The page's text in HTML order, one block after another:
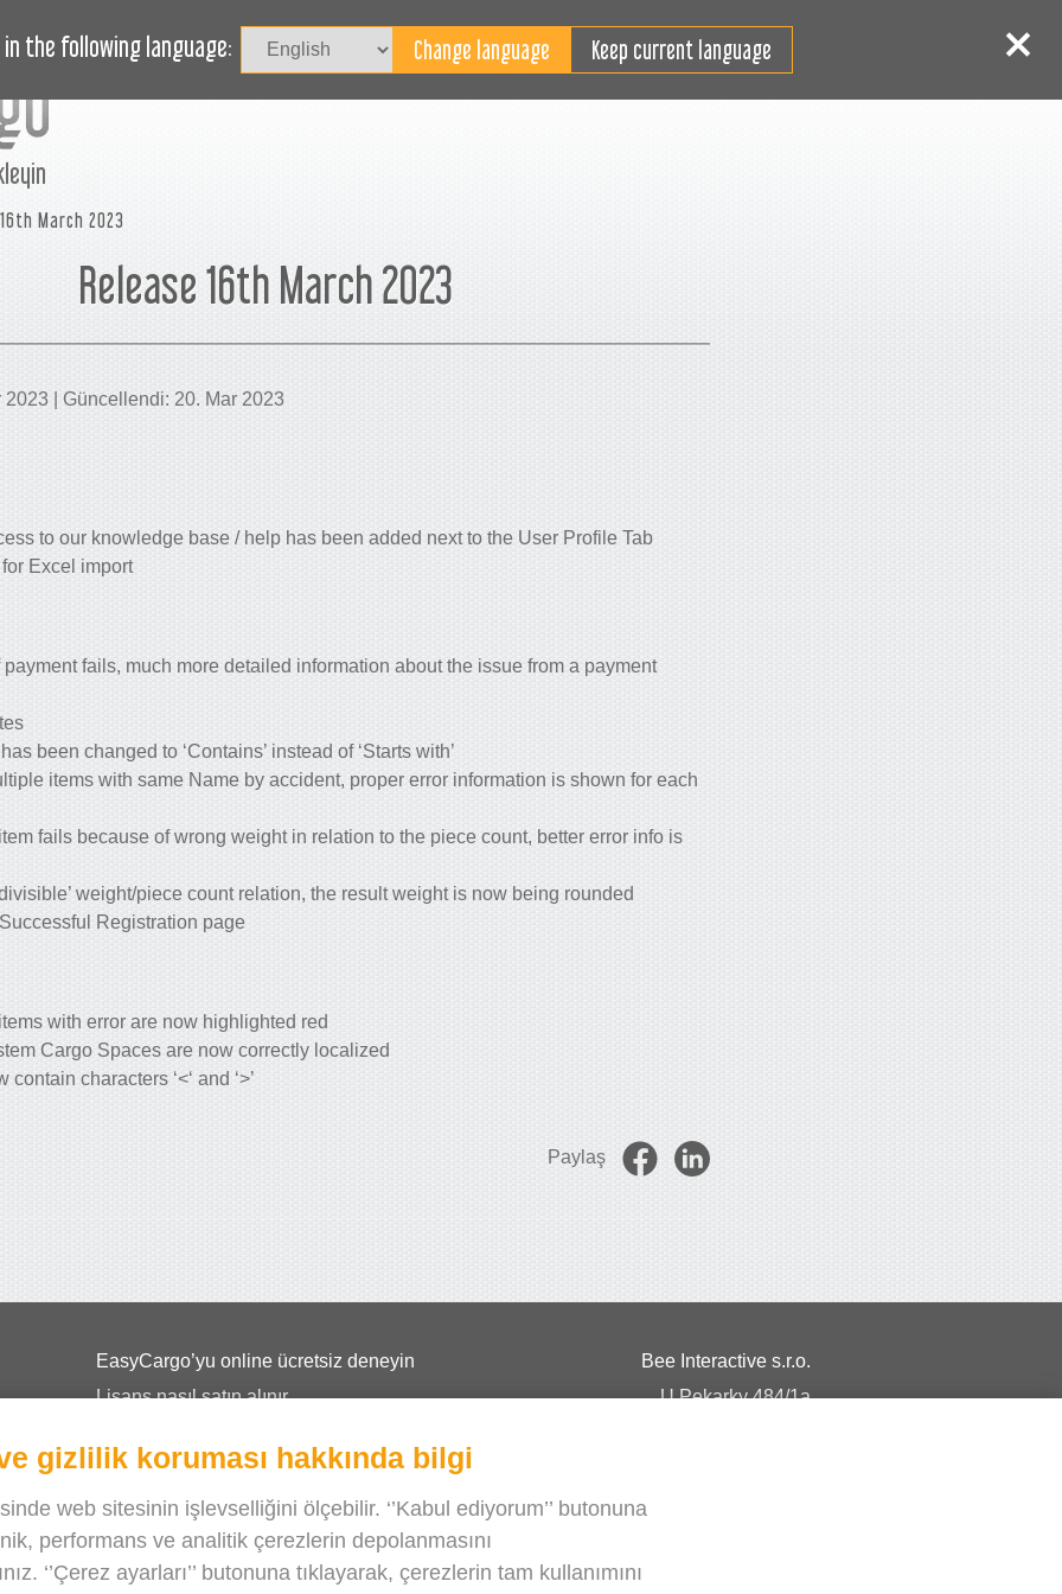
the following language: Keep current language
YARDIM
March 2023
Release 16th March 2023
2023 | Güncellendi: 20. Mar 2023
to our knowledge base / help has been added next to the User Profile Tab
Excel import
fails, much more detailed information about the issue from a payment
been changed to ‘Contains’ instead of ‘Starts with’
items with same Name by accident, proper error information is shown for each
fails because of wrong weight in relation to the piece count, better error info is
weight/piece count relation, the result weight is now being rounded
Registration page
with error are now highlighted red
Cargo Spaces are now correctly localized
characters ‘<‘ and ‘>’
Paylaş
EasyCargo’yu online ücretsiz deneyin
Lisans nasıl satın alınır
API bilgisi ve örnekler
Broşürler
Bizim hakkımızda
Sürüm notları
Bee Interactive s.r.o.
U Pekarky 484/1a
WhatsApp üzerinden bizimle sohbet edin
gizlilik koruması hakkında bilgi
web sitesinin işlevselliğini ölçebilir. ‘’Kabul ediyorum’’ butonuna
performans ve analitik çerezlerin depolanmasını
‘’Çerez ayarları’’ butonuna tıklayarak, çerezlerin tam kullanımını